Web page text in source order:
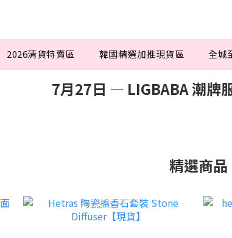
2026清貨特賣區 韓國精選加推現貨區 全城
7月27日 — LIGBABA 潮牌
精選商品